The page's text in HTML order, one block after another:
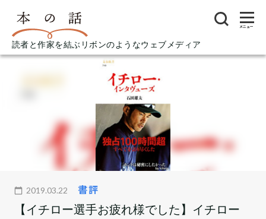
読者と作家を結ぶリボンのようなウェブメディア
メニュー
2019.03.22 書評
【イチロー選手お疲れ様でした】イチロー